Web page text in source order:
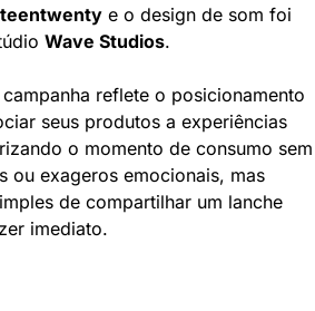
e o design de som foi
Wave Studios.
reflete o posicionamento
seus produtos a experiências
o momento de consumo sem
ou exageros emocionais, mas
de compartilhar um lanche
imediato.